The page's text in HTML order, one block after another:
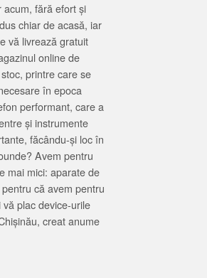
fără efort și
chiar de acasă, iar
vă livrează gratuit
online de
printre care se
în epoca
performant, care a
și instrumente
făcându-și loc în
Avem pentru
mai mici: aparate de
că avem pentru
plac device-urile
creat anume